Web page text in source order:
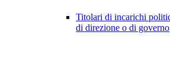
Titolari di incarichi
di direzione o di governo